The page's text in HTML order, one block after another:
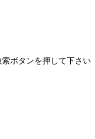
ボタンを押して下さい